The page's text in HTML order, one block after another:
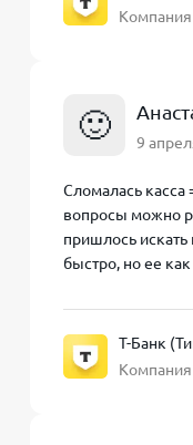
Компания
🙂 9
Сломалась касса
вопросы можно
пришлось
быстро, но ее
Т-Банк
Компания